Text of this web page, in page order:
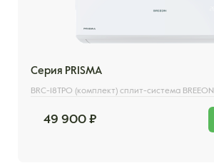
Серия PRISMA
BRC-18TPO (комплект) сплит-система BREEON
49 900 ₽